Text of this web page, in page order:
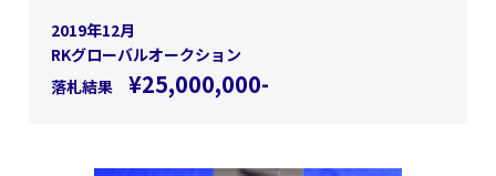
2019年12月
RKグローバルオークション
落札結果 ¥25,000,000-